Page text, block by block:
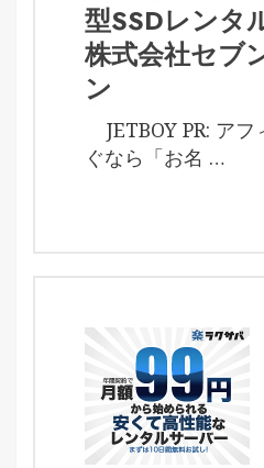
型SSDレンタ
株式会社セブ
ン
JETBOY PR: アフ
ぐなら「お名 …